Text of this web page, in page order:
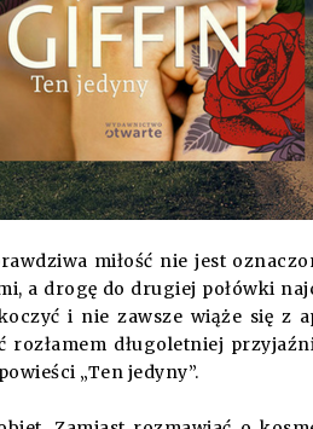
miłość nie jest
a drogę do drugiej połówki
i nie zawsze wiąże się z
długoletniej
„Ten jedyny”.